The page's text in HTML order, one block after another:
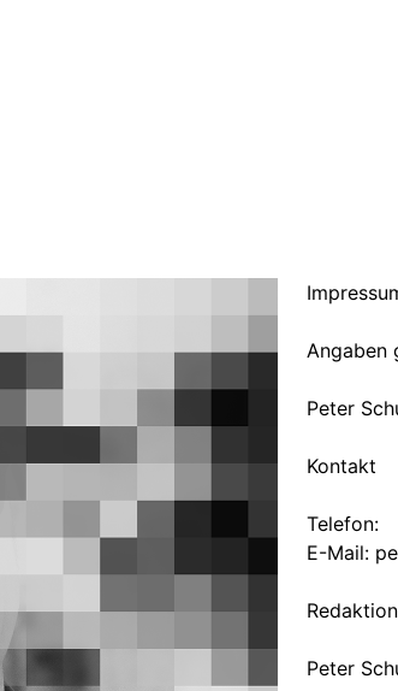
Angaben
Peter
Kontakt
Telefon:
E-Mail:
Peter